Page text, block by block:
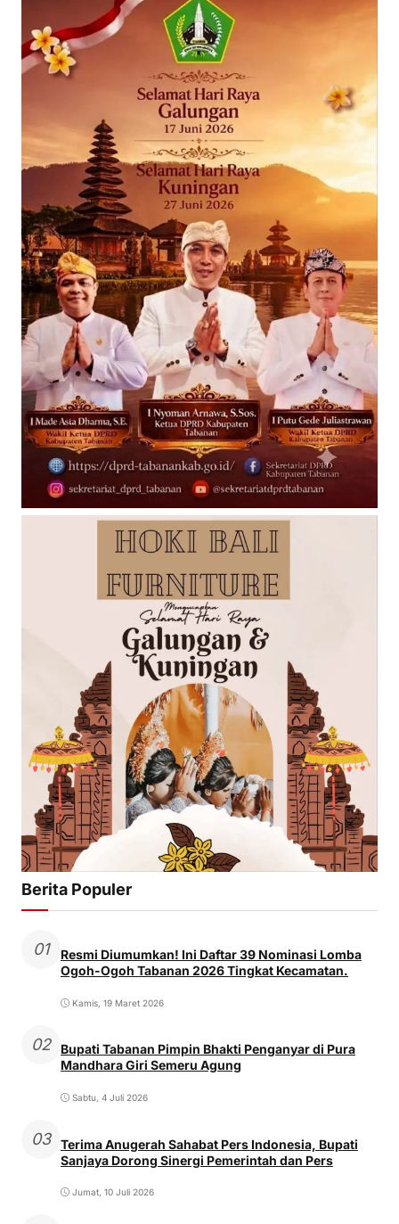
Berita Populer
01
Resmi Diumumkan! Ini Daftar 39 Nominasi Lomba
Ogoh-Ogoh Tabanan 2026 Tingkat Kecamatan.
Kamis, 19 Maret 2026
02
Bupati Tabanan Pimpin Bhakti Penganyar di Pura
Mandhara Giri Semeru Agung
Sabtu, 4 Juli 2026
03
Terima Anugerah Sahabat Pers Indonesia, Bupati
Sanjaya Dorong Sinergi Pemerintah dan Pers
Jumat, 10 Juli 2026